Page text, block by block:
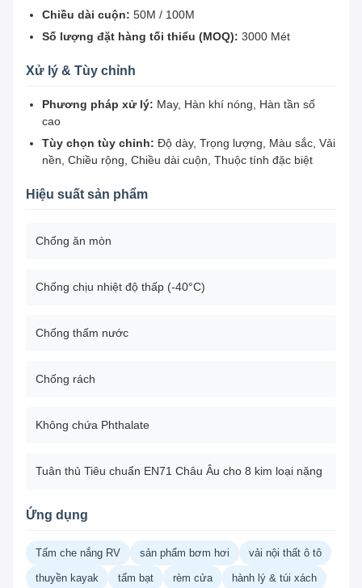
Chiều dài cuộn: 50M / 100M
Số lượng đặt hàng tối thiểu (MOQ): 3000 Mét
Xử lý & Tùy chỉnh
Phương pháp xử lý: May, Hàn khí nóng, Hàn tần số
cao
Tùy chọn tùy chỉnh: Độ dày, Trọng lượng, Màu sắc, Vải
nền, Chiều rộng, Chiều dài cuộn, Thuộc tính đặc biệt
Hiệu suất sản phẩm
Chống ăn mòn
Chống chịu nhiệt độ thấp (-40°C)
Chống thấm nước
Chống rách
Không chứa Phthalate
Tuân thủ Tiêu chuẩn EN71 Châu Âu cho 8 kim loại nặng
Ứng dụng
Tấm che nắng RV sản phẩm bơm hơi vải nội thất ô tô
thuyền kayak tấm bạt rèm cửa hành lý & túi xách